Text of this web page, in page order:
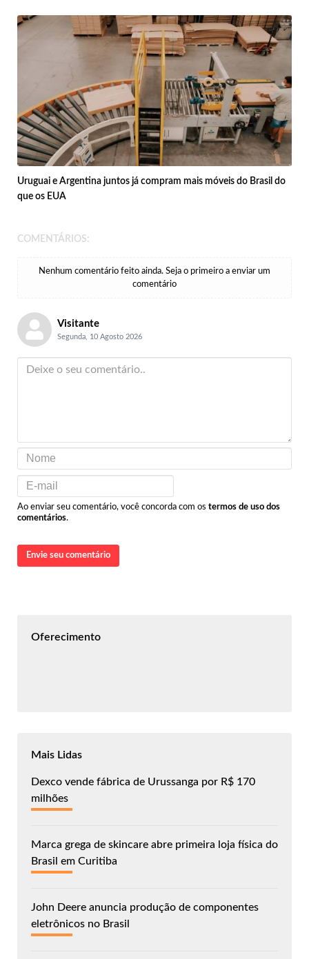
Uruguai e Argentina juntos já compram mais móveis do Brasil do
que os EUA
COMENTÁRIOS:
Nenhum comentário feito ainda. Seja o primeiro a enviar um
comentário
Visitante
Segunda, 10 Agosto 2026
Ao enviar seu comentário, você concorda com os termos de uso dos
comentários.
Envie seu comentário
Oferecimento
Mais Lidas
Dexco vende fábrica de Urussanga por R$ 170
milhões
Marca grega de skincare abre primeira loja física do
Brasil em Curitiba
John Deere anuncia produção de componentes
eletrônicos no Brasil